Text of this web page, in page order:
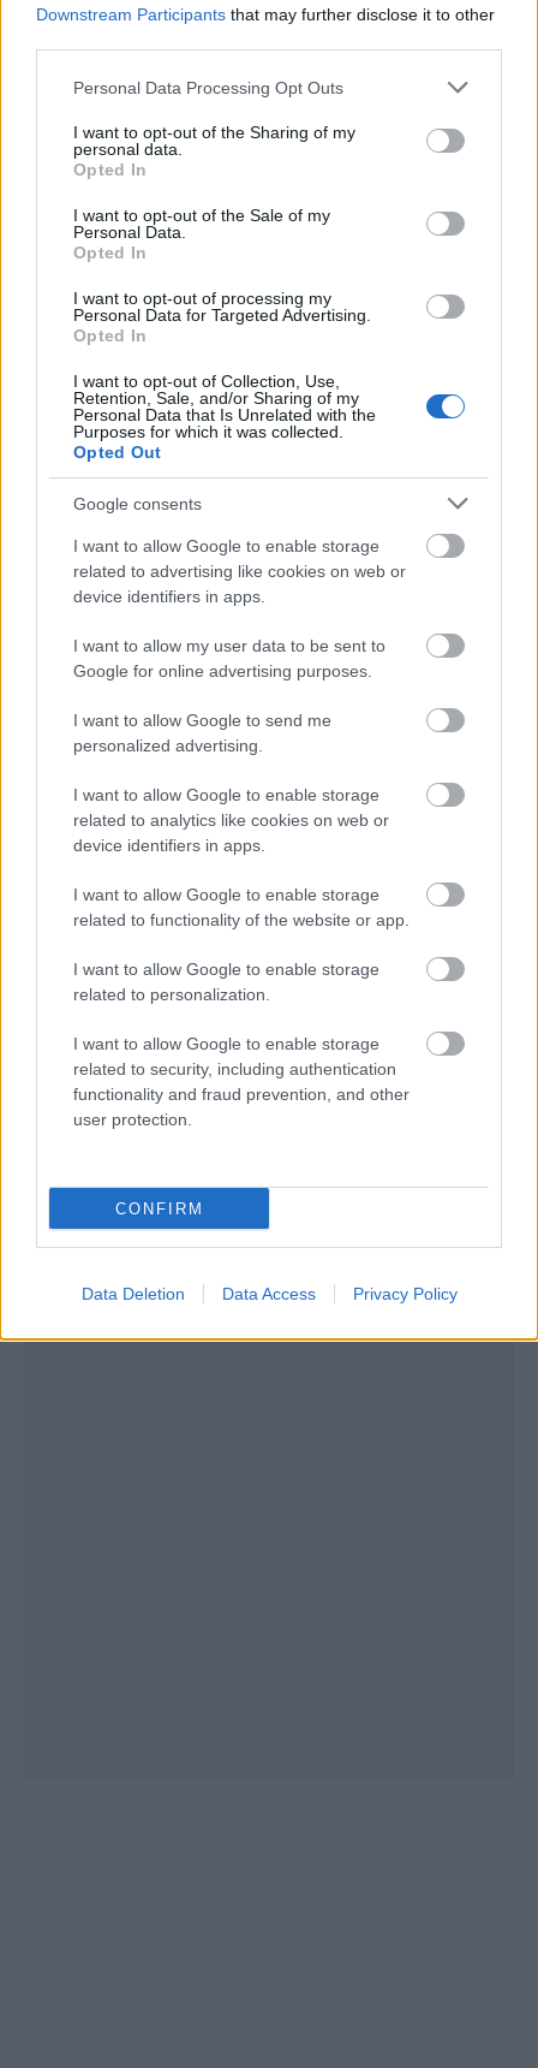
Downstream Participants that may further disclose it to other
Please note that this website/app uses one or more Google
not limited to your visit or usage behaviour. You may click to
grant or deny consent to Google and its third-party tags to
use your data for below specified purposes in below Google
consent section.
Personal Data Processing Opt Outs
I want to opt-out of the Sharing of my
personal data.
Opted In
I want to opt-out of the Sale of my
Personal Data.
Opted In
I want to opt-out of processing my
Personal Data for Targeted Advertising.
Opted In
I want to opt-out of Collection, Use,
Retention, Sale, and/or Sharing of my
Personal Data that Is Unrelated with the
Purposes for which it was collected.
Opted Out
Google consents
I want to allow Google to enable storage
related to advertising like cookies on web or
device identifiers in apps.
I want to allow my user data to be sent to
Google for online advertising purposes.
I want to allow Google to send me
personalized advertising.
I want to allow Google to enable storage
related to analytics like cookies on web or
device identifiers in apps.
I want to allow Google to enable storage
related to functionality of the website or app.
I want to allow Google to enable storage
related to personalization.
I want to allow Google to enable storage
related to security, including authentication
functionality and fraud prevention, and other
user protection.
CONFIRM
Data Deletion Data Access Privacy Policy
Ανάλογα με τον προορισμό σας, οι επιλογές
σύνδεσης στο internet ενδέχεται να
Επιλογές σύνδεσης στο internet με το Wi-
Fi onboard
Επιλέξτε το πακέτο σύνδεσης που επιθυμείτε
ανάλογα με τις ανάγκες σας κατά τη διάρκεια
Και η ψυχαγωγία απογειώνεται!
επιλογές για να χαλαρώσετε κατά τη διάρκεια της